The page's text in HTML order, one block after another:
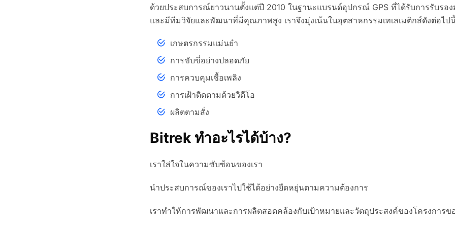
ด้วยประสบการณ์ยาวนานตั้งแต่ปี 2010 ในฐานะแบรนด์อุปกรณ์ GPS ที่ได้รับการรับรอง
และมีทีมวิจัยและพัฒนาที่มีคุณภาพสูง เราจึงมุ่งเน้นในอุตสาหกรรมเทเลเมติกส์ดังต่อไป
เกษตรกรรมแม่นยำ
การขับขี่อย่างปลอดภัย
การควบคุมเชื้อเพลิง
การเฝ้าติดตามด้วยวิดีโอ
ผลิตตามสั่ง
Bitrek ทำอะไรได้บ้าง?
เราใส่ใจในความซับซ้อนของเรา
นำประสบการณ์ของเราไปใช้ได้อย่างยืดหยุ่นตามความต้องการ
เราทำให้การพัฒนาและการผลิตสอดคล้องกับเป้าหมายและวัตถุประสงค์ของโครงการ